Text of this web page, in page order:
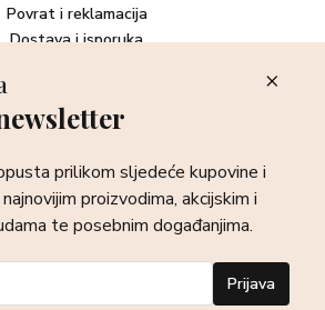
Povrat i reklamacija
Dostava i isporuka
akcijskim i ekskluzivnim
događanjima.
Prijava
prilikom sljedeće kupovine i
proizvodima, akcijskim i
te posebnim događanjima.
Prijava